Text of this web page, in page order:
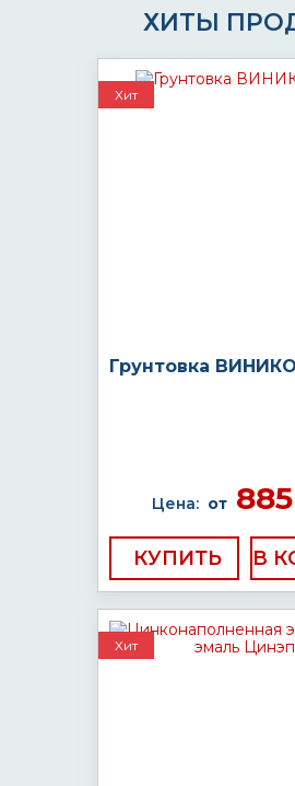
ХИТЫ
Хит
Грунтовка
Цена: от885
КУПИТЬ
Хит